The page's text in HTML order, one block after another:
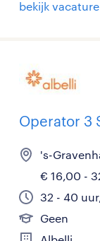
bekijk vacature
Operator 3
's-
€ 16,00 -
32 - 40
Geen